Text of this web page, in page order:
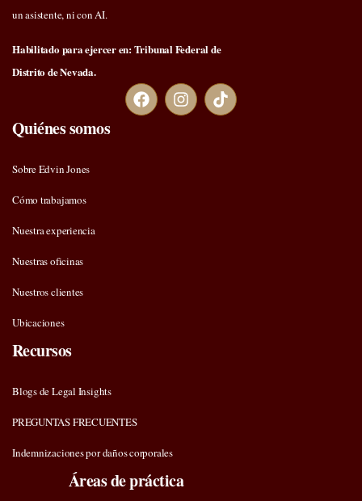
un asistente, ni con AI.
Habilitado para ejercer en: Tribunal Federal de
Distrito de Nevada.
Quiénes somos
Sobre Edvin Jones
Cómo trabajamos
Nuestra experiencia
Nuestras oficinas
Nuestros clientes
Ubicaciones
Recursos
Blogs de Legal Insights
PREGUNTAS FRECUENTES
Indemnizaciones por daños corporales
Áreas de práctica